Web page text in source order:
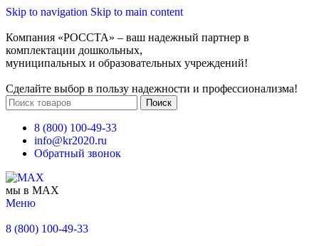
Skip to navigation Skip to main content
Компания «РОССТА» – ваш надежный партнер в
комплектации дошкольных,
муниципальных и образовательных учреждений!
Сделайте выбор в пользу надежности и профессионализма!
Поиск
8 (800) 100-49-33
info@kr2020.ru
Обратный звонок
мы в MAX
Меню
8 (800) 100-49-33